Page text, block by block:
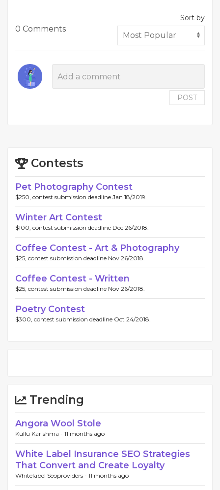
0 Comments
Sort by
POST
Contests
Pet Photography Contest
$250, contest submission deadline Jan 18/2019.
Winter Art Contest
$100, contest submission deadline Dec 26/2018.
Coffee Contest - Art & Photography
$25, contest submission deadline Nov 26/2018.
Coffee Contest - Written
$25, contest submission deadline Nov 26/2018.
Poetry Contest
$300, contest submission deadline Oct 24/2018.
Trending
Angora Wool Stole
Kullu Karishma - 11 months ago
White Label Insurance SEO Strategies
That Convert and Create Loyalty
Whitelabel Seoproviders - 11 months ago